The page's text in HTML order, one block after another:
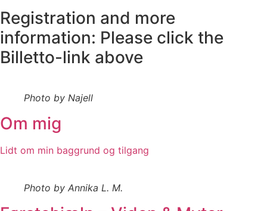
Registration and more
information: Please click the
Billetto-link above
Photo by Najell
Om mig
Lidt om min baggrund og tilgang
Photo by Annika L. M.